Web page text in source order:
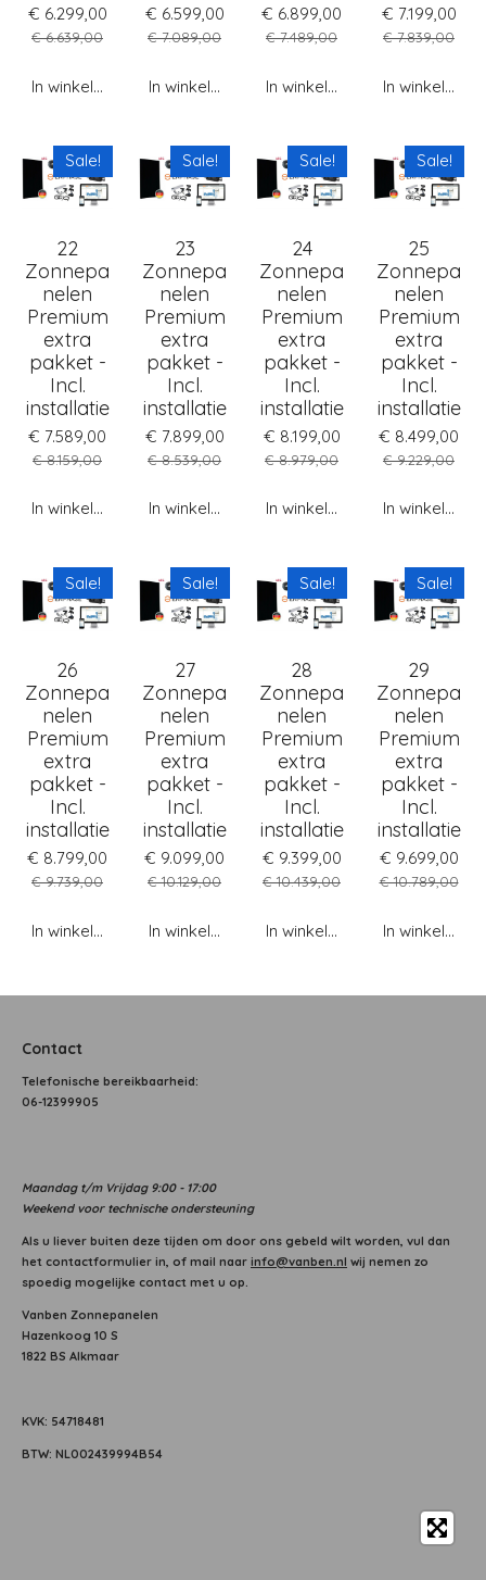
€ 6.299,00
€ 6.639,00
In winkelwagen
€ 6.599,00
€ 7.089,00
In winkelwagen
€ 6.899,00
€ 7.489,00
In winkelwagen
€ 7.199,00
€ 7.839,00
In
Sale!
22
Zonnepa
nelen
Premium
extra
pakket -
Incl.
installatie
€ 7.589,00
€ 8.159,00
In winkelwagen
Sale!
23
Zonnepa
nelen
Premium
extra
pakket -
Incl.
installatie
€ 7.899,00
€ 8.539,00
In winkelwagen
Sale!
24
Zonnepa
nelen
Premium
extra
pakket -
Incl.
installatie
€ 8.199,00
€ 8.979,00
In winkelwagen
Sale!
25
Zonnepa
nelen
Premium
extra
pakket -
Incl.
installatie
€ 8.499,00
€ 9.229,00
In
Sale!
26
Zonnepa
nelen
Premium
extra
pakket -
Incl.
installatie
€ 8.799,00
€ 9.739,00
In winkelwagen
Sale!
27
Zonnepa
nelen
Premium
extra
pakket -
Incl.
installatie
€ 9.099,00
€ 10.129,00
In winkelwagen
Sale!
28
Zonnepa
nelen
Premium
extra
pakket -
Incl.
installatie
€ 9.399,00
€ 10.439,00
In winkelwagen
Sale!
29
Zonnepa
nelen
Premium
extra
pakket -
Incl.
installatie
€ 9.699,00
€ 10.789,00
In
Contact
Telefonische bereikbaarheid:
06-12399905
Maandagt/m Vrijdag 9:00 - 17:00
Weekend voor technische ondersteuning
Als u liever buiten deze tijden om door ons gebeld wilt worden, vul dan
het contactformulier in, of mail naar info@vanben.nl wij nemen zo
spoedig mogelijke contact met u op.
Vanben Zonnepanelen
Hazenkoog 10 S
1822 BS Alkmaar
KVK: 54718481
BTW: NL002439994B54